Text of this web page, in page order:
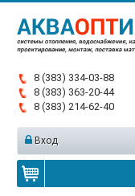
8 (383) 334-03-88
8 (383) 363-20-44
8 (383) 214-62-40
Вход